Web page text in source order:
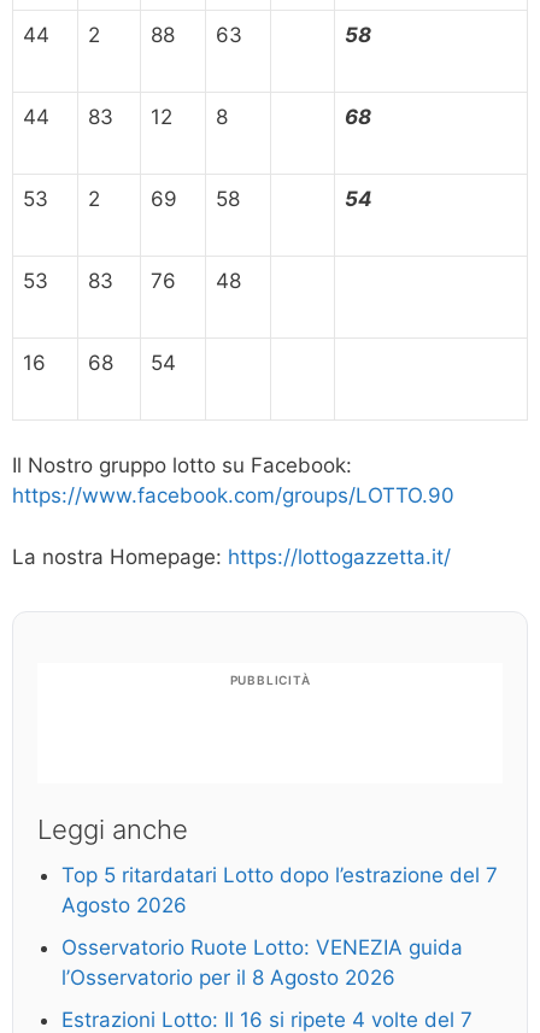
44 2 88 63 58
44 83 12 8 68
53 2 69 58 54
53 83 76 48
16 68 54
Il Nostro gruppo lotto su Facebook:
https://www.facebook.com/groups/LOTTO.90
La nostra Homepage: https://lottogazzetta.it/
PUBBLICITÀ
Leggi anche
Top 5 ritardatari Lotto dopo l’estrazione del 7
Agosto 2026
Osservatorio Ruote Lotto: VENEZIA guida
l’Osservatorio per il 8 Agosto 2026
Estrazioni Lotto: Il 16 si ripete 4 volte del 7